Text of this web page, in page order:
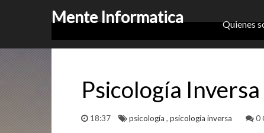
Mente Informatica Quienes
Psicología
18:37 psicología , psicología inversa 0